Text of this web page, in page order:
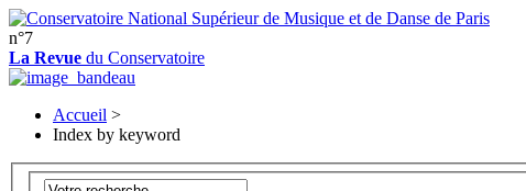
n°7
La Revue du Conservatoire
Accueil >
Index by keyword